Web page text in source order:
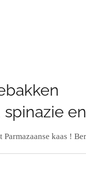
Parmazaanse kaas !